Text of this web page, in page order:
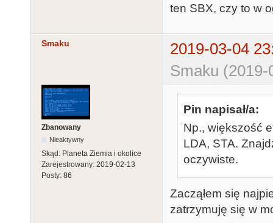
ten SBX, czy to w
Smaku
2019-03-04
Smaku
Zbanowany
Nieaktywny
Skąd: Planeta Ziemia i okolice
Zarejestrowany: 2019-02-13
Posty: 86
Pin napisał/a:
Np., większość
LDA, STA.
oczywiste.
Zacząłem się
zatrzymuję się w